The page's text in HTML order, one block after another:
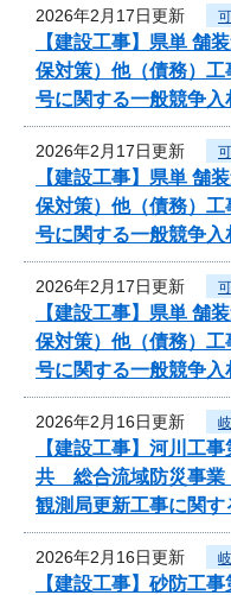
2026年2月17日更新
【建設工事】県単 舗
保対策）他（債務）
号に関する一般競争入
2026年2月17日更新
【建設工事】県単 舗
保対策）他（債務）
号に関する一般競争入
2026年2月17日更新
【建設工事】県単 舗
保対策）他（債務）
号に関する一般競争入
2026年2月16日更新
【建設工事】河川工
共 総合流域防災事業
観測局更新工事に関
2026年2月16日更新
【建設工事】砂防工